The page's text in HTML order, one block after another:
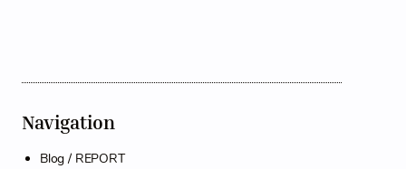
Navigation
Blog / REPORT